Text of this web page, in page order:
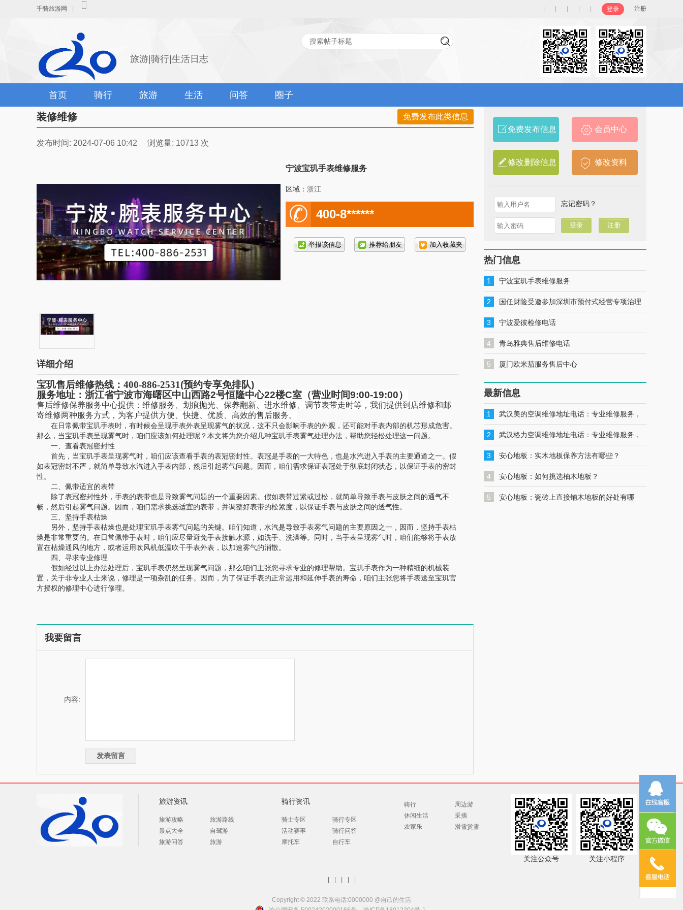
千骑旅游网 登录 注册
旅游|骑行|生活日志
首页 骑行 旅游 生活 问答 圈子
装修维修 免费发布此类信息
发布时间: 2024-07-06 10:42 浏览量: 10713 次
宁波宝玑手表维修服务
区域： 浙江
电
话号
400-8******
详细介绍
宝玑售后维修热线： 400-886-2531(预约专享免排队)
服务地址：浙江省宁波市海曙区中山西路2号恒隆中心22楼C室（营业时间9:00-19:00）
售后维修保养服务中心提供：维修服务、划痕抛光、保养翻新、进水维修、调节表带走时等，我们提供到店维修和邮
寄维修两种服务方式，为客户提供方便、快捷、优质、高效的售后服务。
在日常佩带宝玑手表时，有时候会呈现手表外表呈现雾气的状况，这不只会影响手表的外观，还可能对手表内部的机芯形成危害。
那么，当宝玑手表呈现雾气时，咱们应该如何处理呢？本文将为您介绍几种宝玑手表雾气处理办法，帮助您轻松处理这一问题。
一、查看表冠密封性
首先，当宝玑手表呈现雾气时，咱们应该查看手表的表冠密封性。表冠是手表的一大特色，也是水汽进入手表的主要通道之一。假
如表冠密封不严，就简单导致水汽进入手表内部，然后引起雾气问题。因而，咱们需求保证表冠处于彻底封闭状态，以保证手表的密封
性。
二、佩带适宜的表带
除了表冠密封性外，手表的表带也是导致雾气问题的一个重要因素。假如表带过紧或过松，就简单导致手表与皮肤之间的通气不
畅，然后引起雾气问题。因而，咱们需求挑选适宜的表带，并调整好表带的松紧度，以保证手表与皮肤之间的透气性。
三、坚持手表枯燥
另外，坚持手表枯燥也是处理宝玑手表雾气问题的关键。咱们知道，水汽是导致手表雾气问题的主要原因之一，因而，坚持手表枯
燥是非常重要的。在日常佩带手表时，咱们应尽量避免手表接触水源，如洗手、洗澡等。同时，当手表呈现雾气时，咱们能够将手表放
置在枯燥通风的地方，或者运用吹风机低温吹干手表外表，以加速雾气的消散。
四、寻求专业修理
假如经过以上办法处理后，宝玑手表仍然呈现雾气问题，那么咱们主张您寻求专业的修理帮助。宝玑手表作为一种精细的机械装
置，关于非专业人士来说，修理是一项杂乱的任务。因而，为了保证手表的正常运用和延伸手表的寿命，咱们主张您将手表送至宝玑官
方授权的修理中心进行修理。
我要留言
内容:
免费发布信息 会员中心
修改删除信息 修改资料
忘记密码？
热门信息
1 宁波宝玑手表维修服务
2 国任财险受邀参加深圳市预付式经营专项治理
工作推进会暨预付式经营领域保险签约仪式
3 宁波爱彼检修电话
4 青岛雅典售后维修电话
5 厦门欧米茄服务售后中心
最新信息
1 武汉美的空调维修地址电话：专业维修服务，
一键联系解决您的美的空调问题
2 武汉格力空调维修地址电话：专业维修服务，
一键联系解决您的格力空调问题
3 安心地板：实木地板保养方法有哪些？
4 安心地板：如何挑选柚木地板？
5 安心地板：瓷砖上直接铺木地板的好处有哪
旅游资讯
旅游攻略
旅游路线
景点大全
自驾游
旅游问答
旅游
骑行资讯
骑士专区
骑行专区
活动赛事
骑行问答
摩托车
自行车
骑行
周边游
休闲生活
采摘
农家乐
滑雪赏雪
关注公众号 关注小程序
Copyright © 2022 联系电话:0000000 @自己的生活